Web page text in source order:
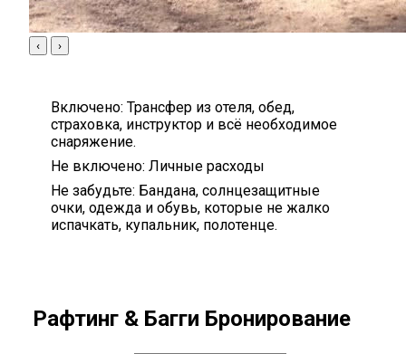
‹ ›
Включено: Трансфер из отеля, обед,
страховка, инструктор и всё необходимое
снаряжение.
Не включено: Личные расходы
Не забудьте: Бандана, солнцезащитные
очки, одежда и обувь, которые не жалко
испачкать, купальник, полотенце.
Рафтинг & Багги Бронирование